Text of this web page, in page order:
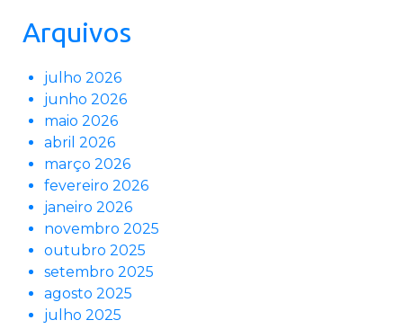
Arquivos
julho 2026
junho 2026
maio 2026
abril 2026
março 2026
fevereiro 2026
janeiro 2026
novembro 2025
outubro 2025
setembro 2025
agosto 2025
julho 2025